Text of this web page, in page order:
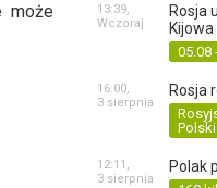
może
Rosja
Kijowa
05.08
13:39,
Wczoraj
Rosja
Polski
16:00,
3 sierpnia
Polak
12:11,
3 sierpnia